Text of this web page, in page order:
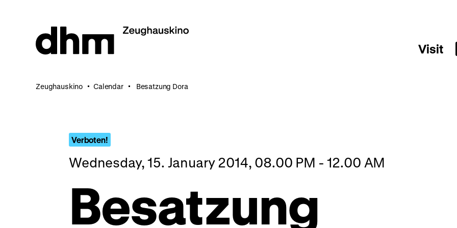
Visit
Zeughauskino Calendar Besatzung Dora
Verboten!
Wednesday, 15. January 2014, 08.00 PM - 12.00 AM
Besatzung